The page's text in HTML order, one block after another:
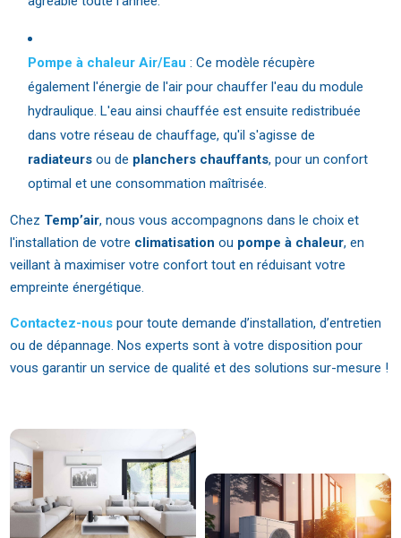
Pompe à chaleur Air/Eau : Ce modèle récupère
également l'énergie de l'air pour chauffer l'eau du module
hydraulique. L'eau ainsi chauffée est ensuite redistribuée
dans votre réseau de chauffage, qu'il s'agisse de
radiateurs ou de planchers chauffants, pour un confort
optimal et une consommation maîtrisée.
Chez Temp’air, nous vous accompagnons dans le choix et
l'installation de votre climatisation ou pompe à chaleur, en
veillant à maximiser votre confort tout en réduisant votre
empreinte énergétique.
Contactez-nous pour toute demande d’installation, d’entretien
ou de dépannage. Nos experts sont à votre disposition pour
vous garantir un service de qualité et des solutions sur-mesure !